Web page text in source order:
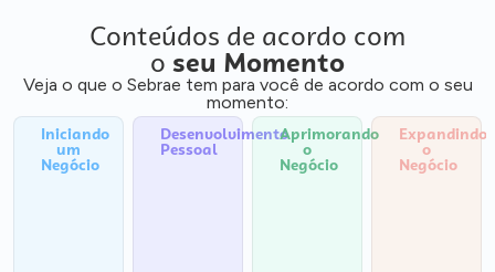
Conteúdos de acordo com
o seu Momento
Veja o que o Sebrae tem para você de acordo com o seu
momento:
Iniciando
um
Negócio
Desenvolvimento
Pessoal
Aprimorando
o
Negócio
Expandindo
o
Negócio